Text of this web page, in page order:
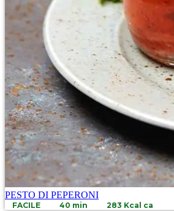
PESTO DI PEPERONI
FACILE 40 min 283 Kcal ca